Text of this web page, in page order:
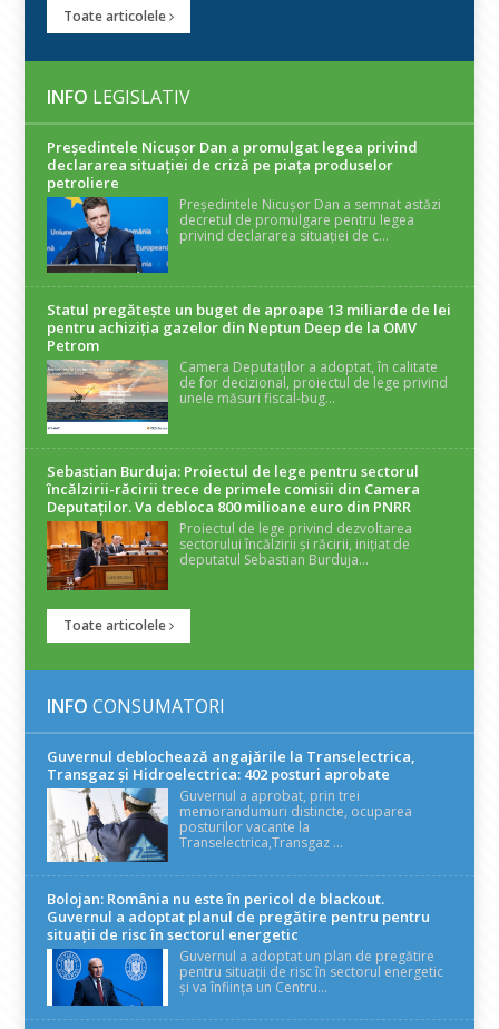
Toate articolele
INFO LEGISLATIV
Președintele Nicuşor Dan a promulgat legea privind
declararea situaţiei de criză pe piaţa produselor
petroliere
Președintele Nicușor Dan a semnat astăzi
decretul de promulgare pentru legea
privind declararea situației de c...
Statul pregătește un buget de aproape 13 miliarde de lei
pentru achiziția gazelor din Neptun Deep de la OMV
Petrom
Camera Deputaților a adoptat, în calitate
de for decizional, proiectul de lege privind
unele măsuri fiscal-bug...
Sebastian Burduja: Proiectul de lege pentru sectorul
încălzirii-răcirii trece de primele comisii din Camera
Deputaților. Va debloca 800 milioane euro din PNRR
Proiectul de lege privind dezvoltarea
sectorului încălzirii și răcirii, inițiat de
deputatul Sebastian Burduja...
Toate articolele
INFO CONSUMATORI
Guvernul deblochează angajările la Transelectrica,
Transgaz și Hidroelectrica: 402 posturi aprobate
Guvernul a aprobat, prin trei
memorandumuri distincte, ocuparea
posturilor vacante la
Transelectrica,Transgaz ...
Bolojan: România nu este în pericol de blackout.
Guvernul a adoptat planul de pregătire pentru pentru
situații de risc în sectorul energetic
Guvernul a adoptat un plan de pregătire
pentru situații de risc în sectorul energetic
și va înființa un Centru...